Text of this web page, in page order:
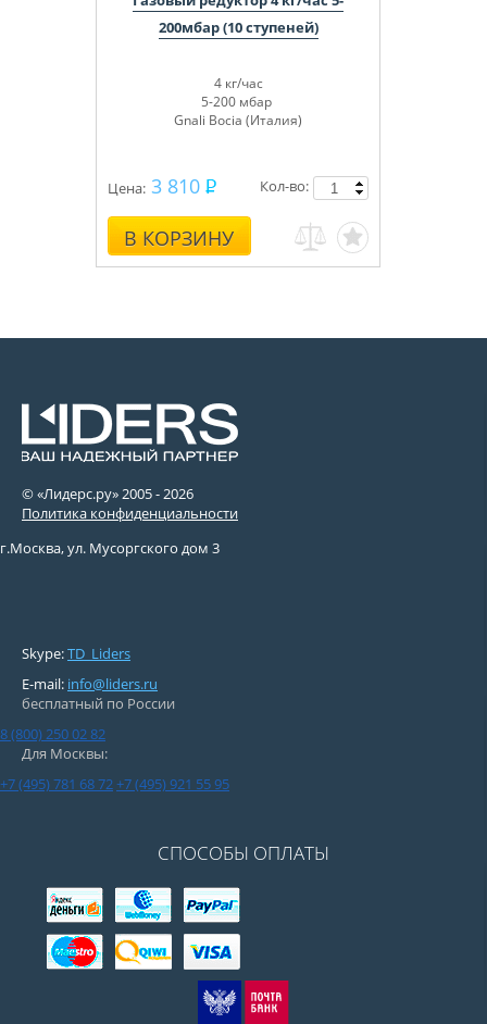
200мбар (10 ступеней)
4 кг/час
5-200 мбар
Gnali Bocia (Италия)
Цена: 3 810
В КОРЗИНУ
Кол-во:
© «Лидерс.ру» 2005 -2026
Политика конфиденциальности
г.Москва, ул. Мусоргского дом 3
Skype:TD_Liders
E-mail: info@liders.ru
бесплатный по России
8 (800) 250 02 82
Для Москвы:
+7 (495) 781 68 72+7 (495) 921 55 95
СПОСОБЫ ОПЛАТЫ